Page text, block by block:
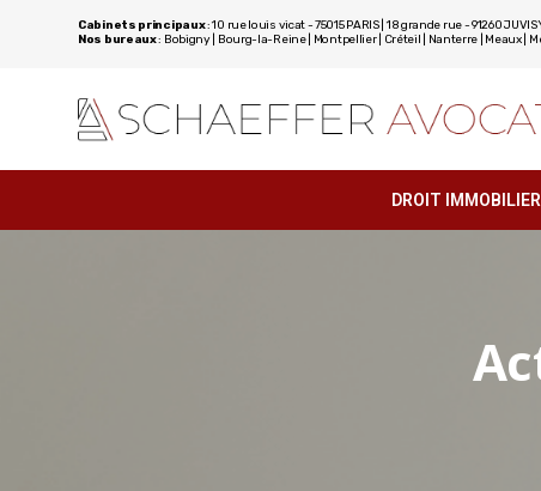
Cabinets principaux: 10 rue louis vicat - 75015 PARIS | 18 grande rue - 91260
Nos bureaux: Bobigny | Bourg-la-Reine | Montpellier | Créteil | Nanterre | Meaux |
DROIT IMMOBILIER